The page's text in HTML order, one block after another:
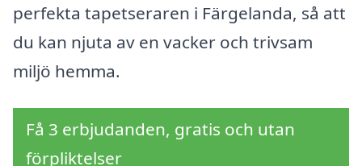
perfekta tapetseraren i Färgelanda, så att
du kan njuta av en vacker och trivsam
miljö hemma.
Få 3 erbjudanden, gratis och utan
förpliktelser